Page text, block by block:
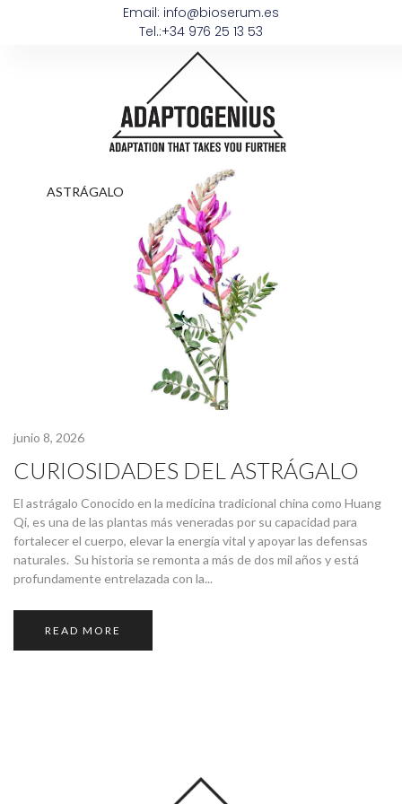
Email: info@bioserum.es
Tel.:+34 976 25 13 53
ASTRÁGALO
junio 8, 2026
CURIOSIDADES DEL ASTRÁGALO
El astrágalo Conocido en la medicina tradicional china como Huang
Qi, es una de las plantas más veneradas por su capacidad para
fortalecer el cuerpo, elevar la energía vital y apoyar las defensas
naturales. Su historia se remonta a más de dos mil años y está
profundamente entrelazada con la...
READ MORE